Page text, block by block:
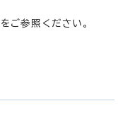
ご参照ください。